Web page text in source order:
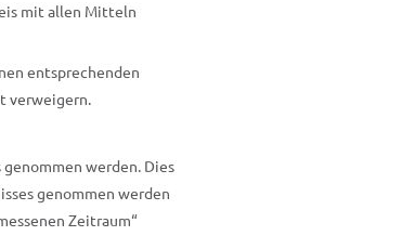
mit allen Mitteln
entsprechenden
verweigern.
werden. Dies
genommen werden
Zeitraum“